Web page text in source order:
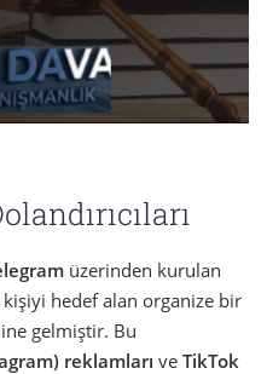
üzerinden kurulan
kişiyi hedef alan organize bir
gelmiştir. Bu
reklamları ve TikTok